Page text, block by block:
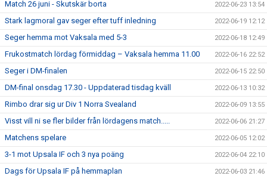
Match 26 juni - Skutskär borta 2022-06-23 13:54
Stark lagmoral gav seger efter tuff inledning 2022-06-19 12:12
Seger hemma mot Vaksala med 5-3 2022-06-18 12:49
Frukostmatch lördag förmiddag – Vaksala hemma 11.00 2022-06-16 22:52
Seger i DM-finalen 2022-06-15 22:50
DM-final onsdag 17.30 - Uppdaterad tisdag kväll 2022-06-13 10:32
Rimbo drar sig ur Div 1 Norra Svealand 2022-06-09 13:55
Visst vill ni se fler bilder från lördagens match..... 2022-06-06 21:27
Matchens spelare 2022-06-05 12:02
3-1 mot Upsala IF och 3 nya poäng 2022-06-04 22:10
Dags för Upsala IF på hemmaplan 2022-06-03 21:46